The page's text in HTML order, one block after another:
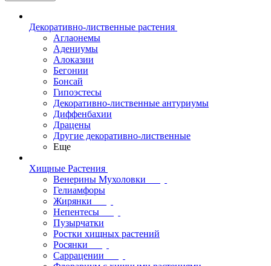
Декоративно-лиственные растения
Аглаонемы
Адениумы
Алоказии
Бегонии
Бонсай
Гипоэстесы
Декоративно-лиственные антуриумы
Диффенбахии
Драцены
Другие декоративно-лиственные
Еще
Хищные Растения
Венерины Мухоловки
Гелиамфоры
Жирянки
Непентесы
Пузырчатки
Ростки хищных растений
Росянки
Саррацении